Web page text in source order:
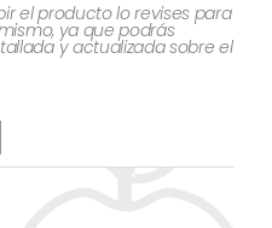
el producto lo revises para
ya que podrás
y actualizada sobre el